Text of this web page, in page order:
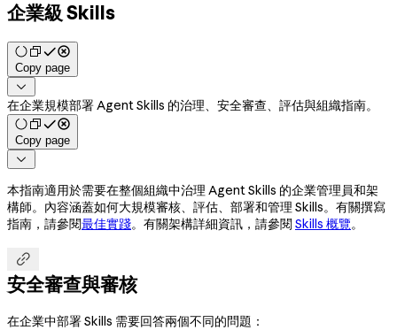
企業級 Skills
Copy page

在企業規模部署 Agent Skills 的治理、安全審查、評估與組織指南。
Copy page

本指南適用於需要在整個組織中治理 Agent Skills 的企業管理員和架
構師。內容涵蓋如何大規模審核、評估、部署和管理 Skills。有關撰寫
指南，請參閱最佳實踐。有關架構詳細資訊，請參閱Skills 概覽。

安全審查與審核
在企業中部署 Skills 需要回答兩個不同的問題：